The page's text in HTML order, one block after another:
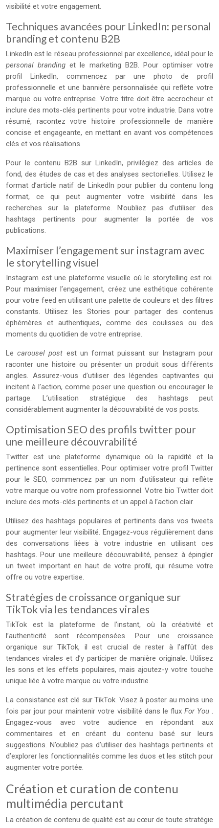
visibilité et votre engagement.
Techniques avancées pour LinkedIn: personal
branding et contenu B2B
LinkedIn est le réseau professionnel par excellence, idéal pour le
personal brandinget le marketing B2B. Pour optimiser votre
profil LinkedIn, commencez par une photo de profil
professionnelle et une bannière personnalisée qui reflète votre
marque ou votre entreprise. Votre titre doit être accrocheur et
inclure des mots-clés pertinents pour votre industrie. Dans votre
résumé, racontez votre histoire professionnelle de manière
concise et engageante, en mettant en avant vos compétences
clés et vos réalisations.
Pour le contenu B2B sur LinkedIn, privilégiez des articles de
fond, des études de cas et des analyses sectorielles. Utilisez le
format d’article natif de LinkedIn pour publier du contenu long
format, ce qui peut augmenter votre visibilité dans les
recherches sur la plateforme. N’oubliez pas d’utiliser des
hashtags pertinents pour augmenter la portée de vos
publications.
Maximiser l’engagement sur instagram avec
le storytelling visuel
Instagram est une plateforme visuelle où le storytelling est roi.
Pour maximiser l’engagement, créez une esthétique cohérente
pour votre feed en utilisant une palette de couleurs et des filtres
constants. Utilisez les Stories pour partager des contenus
éphémères et authentiques, comme des coulisses ou des
moments du quotidien de votre entreprise.
Lecarousel post est un format puissant sur Instagram pour
raconter une histoire ou présenter un produit sous différents
angles. Assurez-vous d’utiliser des légendes captivantes qui
incitent à l’action, comme poser une question ou encourager le
partage. L’utilisation stratégique des hashtags peut
considérablement augmenter la découvrabilité de vos posts.
Optimisation SEO des profils twitter pour
une meilleure découvrabilité
Twitter est une plateforme dynamique où la rapidité et la
pertinence sont essentielles. Pour optimiser votre profil Twitter
pour le SEO, commencez par un nom d’utilisateur qui reflète
votre marque ou votre nom professionnel. Votre bio Twitter doit
inclure des mots-clés pertinents et un appel à l’action clair.
Utilisez des hashtags populaires et pertinents dans vos tweets
pour augmenter leur visibilité. Engagez-vous régulièrement dans
des conversations liées à votre industrie en utilisant ces
hashtags. Pour une meilleure découvrabilité, pensez à épingler
un tweet important en haut de votre profil, qui résume votre
offre ou votre expertise.
Stratégies de croissance organique sur
TikTok via les tendances virales
TikTok est la plateforme de l’instant, où la créativité et
l’authenticité sont récompensées. Pour une croissance
organique sur TikTok, il est crucial de rester à l’affût des
tendances virales et d’y participer de manière originale. Utilisez
les sons et les effets populaires, mais ajoutez-y votre touche
unique liée à votre marque ou votre industrie.
La consistance est clé sur TikTok. Visez à poster au moins une
fois par jour pour maintenir votre visibilité dans le flux For You .
Engagez-vous avec votre audience en répondant aux
commentaires et en créant du contenu basé sur leurs
suggestions. N’oubliez pas d’utiliser des hashtags pertinents et
d’explorer les fonctionnalités comme les duos et les stitch pour
augmenter votre portée.
Création et curation de contenu
multimédia percutant
La création de contenu de qualité est au cœur de toute stratégie